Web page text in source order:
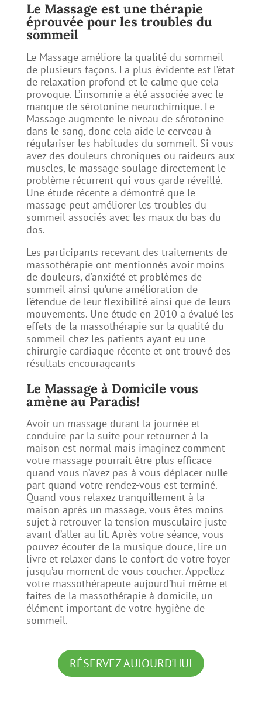
Le Massage est une thérapie
éprouvée pour les troubles du
sommeil
Le Massage améliore la qualité du sommeil
de plusieurs façons. La plus évidente est l’état
de relaxation profond et le calme que cela
provoque. L’insomnie a été associée avec le
manque de sérotonine neurochimique. Le
Massage augmente le niveau de sérotonine
dans le sang, donc cela aide le cerveau à
régulariser les habitudes du sommeil. Si vous
avez des douleurs chroniques ou raideurs aux
muscles, le massage soulage directement le
problème récurrent qui vous garde réveillé.
Une étude récente a démontré que le
massage peut améliorer les troubles du
sommeil associés avec les maux du bas du
dos.
Les participants recevant des traitements de
massothérapie ont mentionnés avoir moins
de douleurs, d’anxiété et problèmes de
sommeil ainsi qu’une amélioration de
l’étendue de leur flexibilité ainsi que de leurs
mouvements. Une étude en 2010 a évalué les
effets de la massothérapie sur la qualité du
sommeil chez les patients ayant eu une
chirurgie cardiaque récente et ont trouvé des
résultats encourageants
Le Massage à Domicile vous
amène au Paradis!
Avoir un massage durant la journée et
conduire par la suite pour retourner à la
maison est normal mais imaginez comment
votre massage pourrait être plus efficace
quand vous n’avez pas à vous déplacer nulle
part quand votre rendez-vous est terminé.
Quand vous relaxez tranquillement à la
maison après un massage, vous êtes moins
sujet à retrouver la tension musculaire juste
avant d’aller au lit. Après votre séance, vous
pouvez écouter de la musique douce, lire un
livre et relaxer dans le confort de votre foyer
jusqu’au moment de vous coucher. Appellez
votre massothérapeute aujourd’hui même et
faites de la massothérapie à domicile, un
élément important de votre hygiène de
sommeil.
RÉSERVEZ AUJOURD'HUI